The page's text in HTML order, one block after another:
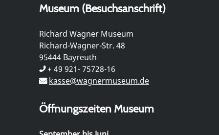
Museum (Besuchsanschrift)
Richard Wagner Museum
Richard-Wagner-Str. 48
95444 Bayreuth
+ 49 921- 75728-16
kasse@wagnermuseum.de
Öffnungszeiten Museum